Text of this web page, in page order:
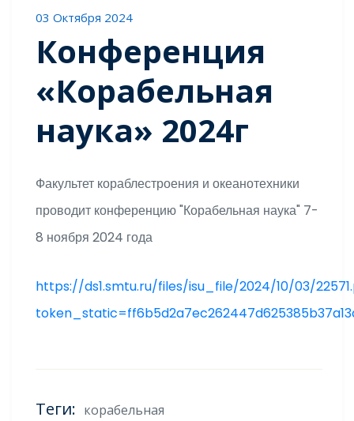
03 Октября 2024
Конференция
«Корабельная
наука» 2024г
Факультет кораблестроения и океанотехники
проводит конференцию "Корабельная наука" 7-
8 ноября 2024 года
https://ds1.smtu.ru/files/isu_file/2024/10/03/
Теги: корабельная